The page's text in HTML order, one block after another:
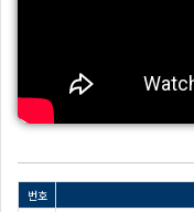
번호